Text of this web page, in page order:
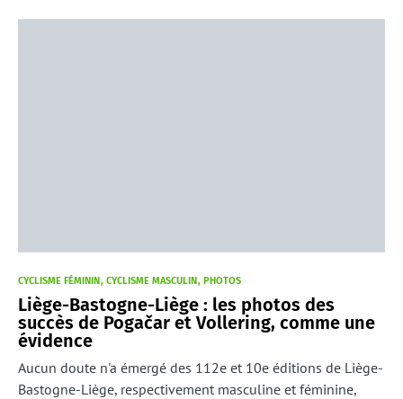
CYCLISME FÉMININ CYCLISME MASCULIN PHOTOS
Liège-Bastogne-Liège : les photos des
succès de Pogačar et Vollering, comme une
évidence
Aucun doute n'a émergé des 112e et 10e éditions de Liège-
Bastogne-Liège, respectivement masculine et féminine,